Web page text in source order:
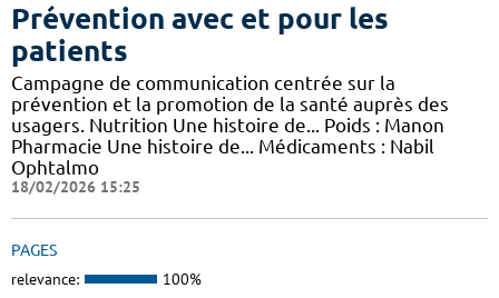
Prévention avec et pour les
patients
Campagne de communication centrée sur la
prévention et la promotion de la santé auprès des
usagers. Nutrition Une histoire de... Poids : Manon
Pharmacie Une histoire de... Médicaments : Nabil
Ophtalmo
18/02/2026 15:25
PAGES
relevance: 100%